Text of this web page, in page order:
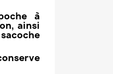
à
ainsi